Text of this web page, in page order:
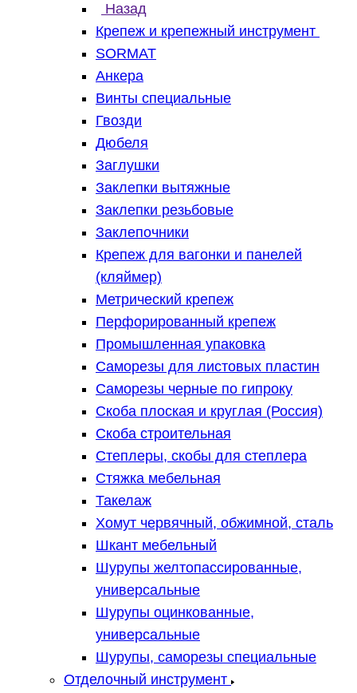
Назад
Крепеж и крепежный инструмент
SORMAT
Анкера
Винты специальные
Гвозди
Дюбеля
Заглушки
Заклепки вытяжные
Заклепки резьбовые
Заклепочники
Крепеж для вагонки и панелей
(кляймер)
Метрический крепеж
Перфорированный крепеж
Промышленная упаковка
Саморезы для листовых пластин
Саморезы черные по гипроку
Скоба плоская и круглая (Россия)
Скоба строительная
Степлеры, скобы для степлера
Стяжка мебельная
Такелаж
Хомут червячный, обжимной, сталь
Шкант мебельный
Шурупы желтопассированные,
универсальные
Шурупы оцинкованные,
универсальные
Шурупы, саморезы специальные
Отделочный инструмент